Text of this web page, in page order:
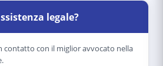
legale?
contatto con il miglior avvocato nella